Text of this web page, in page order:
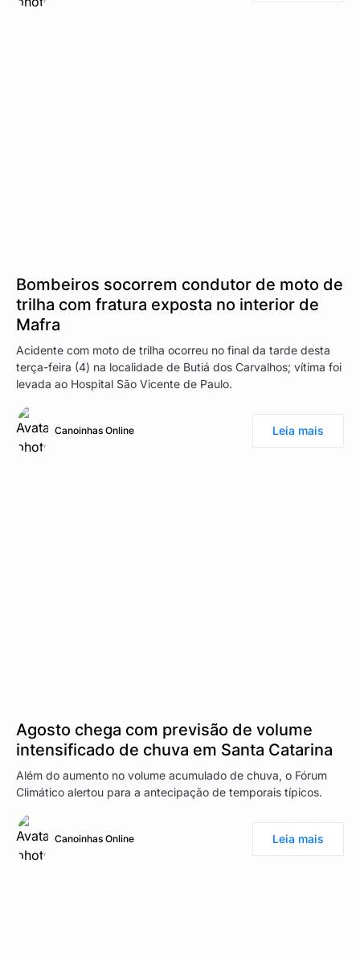
Bombeiros socorrem condutor de moto de
trilha com fratura exposta no interior de
Mafra
Acidente com moto de trilha ocorreu no final da tarde desta
terça-feira (4) na localidade de Butiá dos Carvalhos; vítima foi
levada ao Hospital São Vicente de Paulo.
Canoinhas Online Leia mais
Agosto chega com previsão de volume
intensificado de chuva em Santa Catarina
Além do aumento no volume acumulado de chuva, o Fórum
Climático alertou para a antecipação de temporais típicos.
Canoinhas Online Leia mais